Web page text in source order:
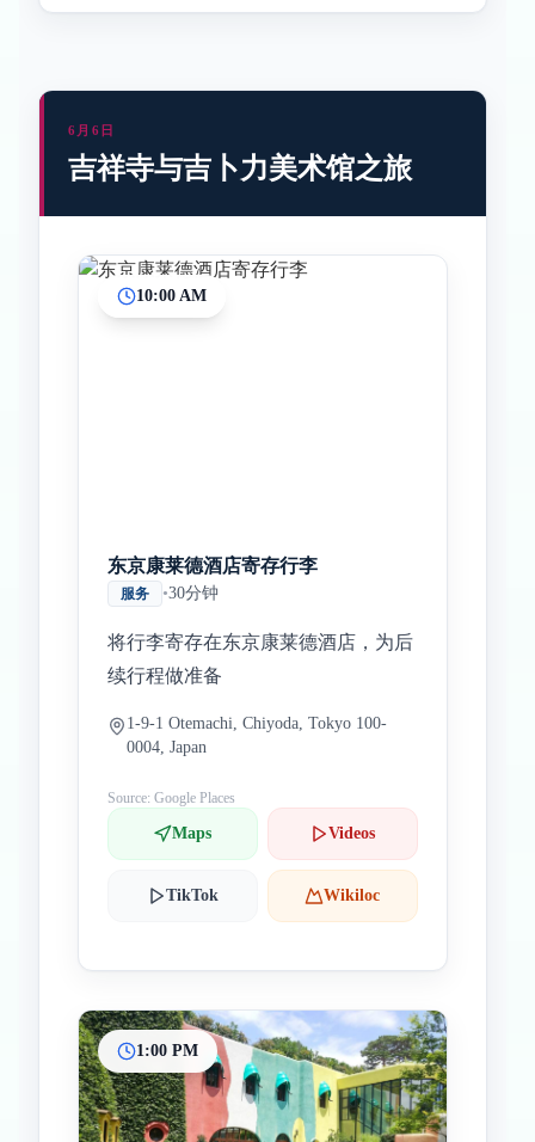
6月6日
吉祥寺与吉卜力美术馆之旅
10:00 AM
东京康莱德酒店寄存行李
服务 •30分钟
将行李寄存在东京康莱德酒店，为后
续行程做准备
1-9-1 Otemachi, Chiyoda, Tokyo 100-
0004, Japan
Source: Google Places
Maps Videos
TikTok Wikiloc
1:00 PM